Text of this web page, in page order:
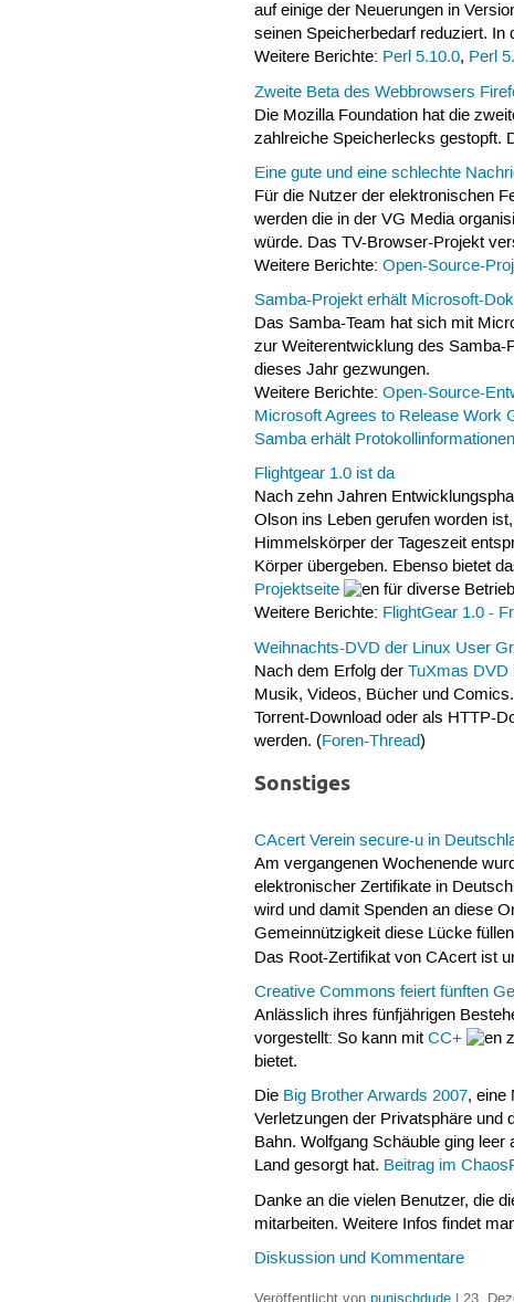
auf einige der Neuerungen in
seinen Speicherbedarf reduziert. In
Weitere Berichte: Perl 5.10.0, Perl
Zweite Beta des Webbrowsers
Die Mozilla Foundation hat die
zahlreiche Speicherlecks gestopft.
Eine gute und eine schlechte
Für die Nutzer der elektronischen
werden die in der VG Media
würde. Das TV-Browser-Projekt
Weitere Berichte:Open-Source-
Samba-Projekt erhält Microsoft-
Das Samba-Team hat sich mit
zur Weiterentwicklung des
dieses Jahr gezwungen.
Weitere Berichte:Open-Source-
Microsoft Agrees to Release Work
Samba erhält
Flightgear 1.0 ist da
Nach zehn Jahren
Olson ins Leben gerufen worden
Himmelskörper der Tageszeit
Körper übergeben. Ebenso bietet
Projektseite
für diverse
Weitere Berichte: FlightGear 1.0 -
Weihnachts-DVD der Linux User
Nach dem Erfolg derTuXmas DVD
Musik, Videos, Bücher und
Torrent-Download oder als HTTP-
werden. (Foren-Thread)
Sonstiges
CAcert Verein secure-u in
Am vergangenen Wochenende
elektronischer Zertifikate in
wird und damit Spenden an diese
Gemeinnützigkeit diese Lücke
Das Root-Zertifikat von CAcert ist
Creative Commons feiert fünften
Anlässlich ihres fünfjährigen
vorgestellt: So kann mitCC+
bietet.
Die Big Brother Arwards 2007, eine
Verletzungen der Privatsphäre
Bahn. Wolfgang Schäuble ging
Land gesorgt hat. Beitrag im
Danke an die vielen Benutzer, die
mitarbeiten. Weitere Infos findet
Diskussion und Kommentare
Veröffentlicht vonpunischdude | 23.